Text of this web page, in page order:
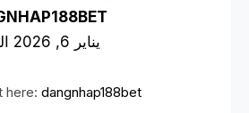
يناير 6, 2026 الساعة 1:16 م
here: dangnhap188bet